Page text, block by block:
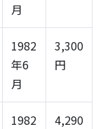
月
1982
年6
月
3,300
円
1982
4,290